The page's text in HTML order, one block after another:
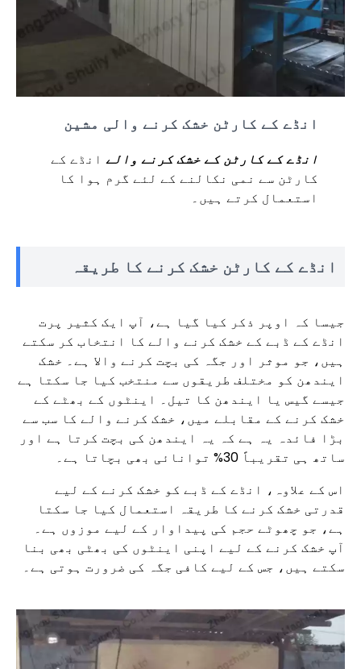
انڈے کے کارٹن خشک کرنے والی مشین
انڈے کے کارٹن کے خشک کرنے والےانڈے کے
کارٹن سے نمی نکالنے کے لئے گرم ہوا کا
استعمال کرتے ہیں۔
انڈے کے کارٹن خشک کرنے کا طریقہ
جیسا کہ اوپر ذکر کیا گیا ہے، آپ ایک کثیر پرت
انڈے کے ڈبے کے خشک کرنے والے کا انتخاب کر سکتے
ہیں، جو موثر اور جگہ کی بچت کرنے والا ہے۔ خشک
ایندھن کو مختلف طریقوں سے منتخب کیا جا سکتا ہے
جیسے گیس یا ایندھن کا تیل۔ اینٹوں کے بھٹے کے
خشک کرنے کے مقابلے میں، خشک کرنے والے کا سب سے
بڑا فائدہ یہ ہے کہ یہ ایندھن کی بچت کرتا ہے اور
ساتھ ہی تقریباً 30% توانائی بھی بچاتا ہے۔
اس کے علاوہ، انڈے کے ڈبے کو خشک کرنے کے لیے
قدرتی خشک کرنے کا طریقہ استعمال کیا جا سکتا
ہے، جو چھوٹے حجم کی پیداوار کے لیے موزوں ہے۔
آپ خشک کرنے کے لیے اپنی اینٹوں کی بھٹی بھی بنا
سکتے ہیں، جس کے لیے کافی جگہ کی ضرورت ہوتی ہے۔